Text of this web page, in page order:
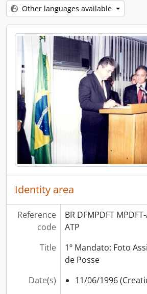
[Dossiê] Untitled
[Dossiê] Untitled
[Dossiê] Untitled
[Dossiê] Untitled
[Dossiê] Untitled
[Dossiê] Untitled
[Dossiê] Untitled
[Series] Relatório de
[Series]
[Seção] Finalístico do
Other languages available
Identity area
Reference
code
BR DFMPDFT
ATP
Title
1º Mandato: Foto
de Posse
Date(s)
11/06/1996